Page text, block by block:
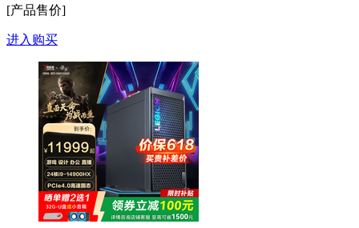
[产品售价]
进入购买